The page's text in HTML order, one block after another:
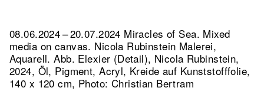
08.06.2024 – 20.07.2024 Miracles of Sea. Mixed
media on canvas. Nicola Rubinstein Malerei,
Aquarell.Abb. Elexier (Detail), Nicola Rubinstein,
2024, Öl, Pigment, Acryl, Kreide auf Kunststofffolie,
140 x 120 cm, Photo: Christian Bertram